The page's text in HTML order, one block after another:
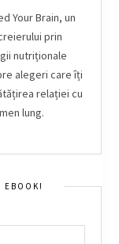
Your Brain, un
prin
nutriționale
alegeri care îți
relației cu
lung.
EBOOK!